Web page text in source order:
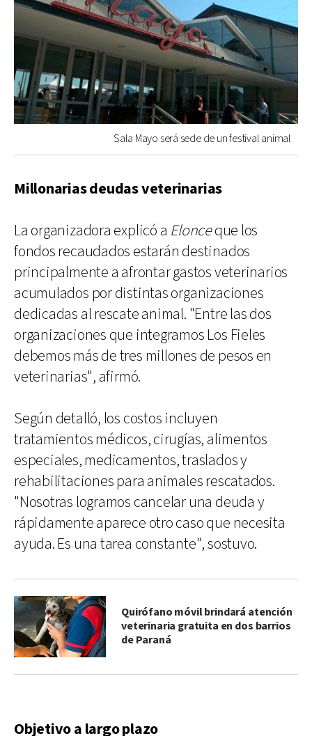
Sala Mayo será sede de un festival animal
Millonarias deudas veterinarias
La organizadora explicó a Elonceque los
fondos recaudados estarán destinados
principalmente a afrontar gastos veterinarios
acumulados por distintas organizaciones
dedicadas al rescate animal. "Entre las dos
organizaciones que integramos Los Fieles
debemos más de tres millones de pesos en
veterinarias", afirmó.
Según detalló, los costos incluyen
tratamientos médicos, cirugías, alimentos
especiales, medicamentos, traslados y
rehabilitaciones para animales rescatados.
"Nosotras logramos cancelar una deuda y
rápidamente aparece otro caso que necesita
ayuda. Es una tarea constante", sostuvo.
Quirófano móvil brindará atención
veterinaria gratuita en dos barrios
de Paraná
Objetivo a largo plazo